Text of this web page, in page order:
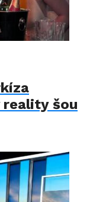
reality šou